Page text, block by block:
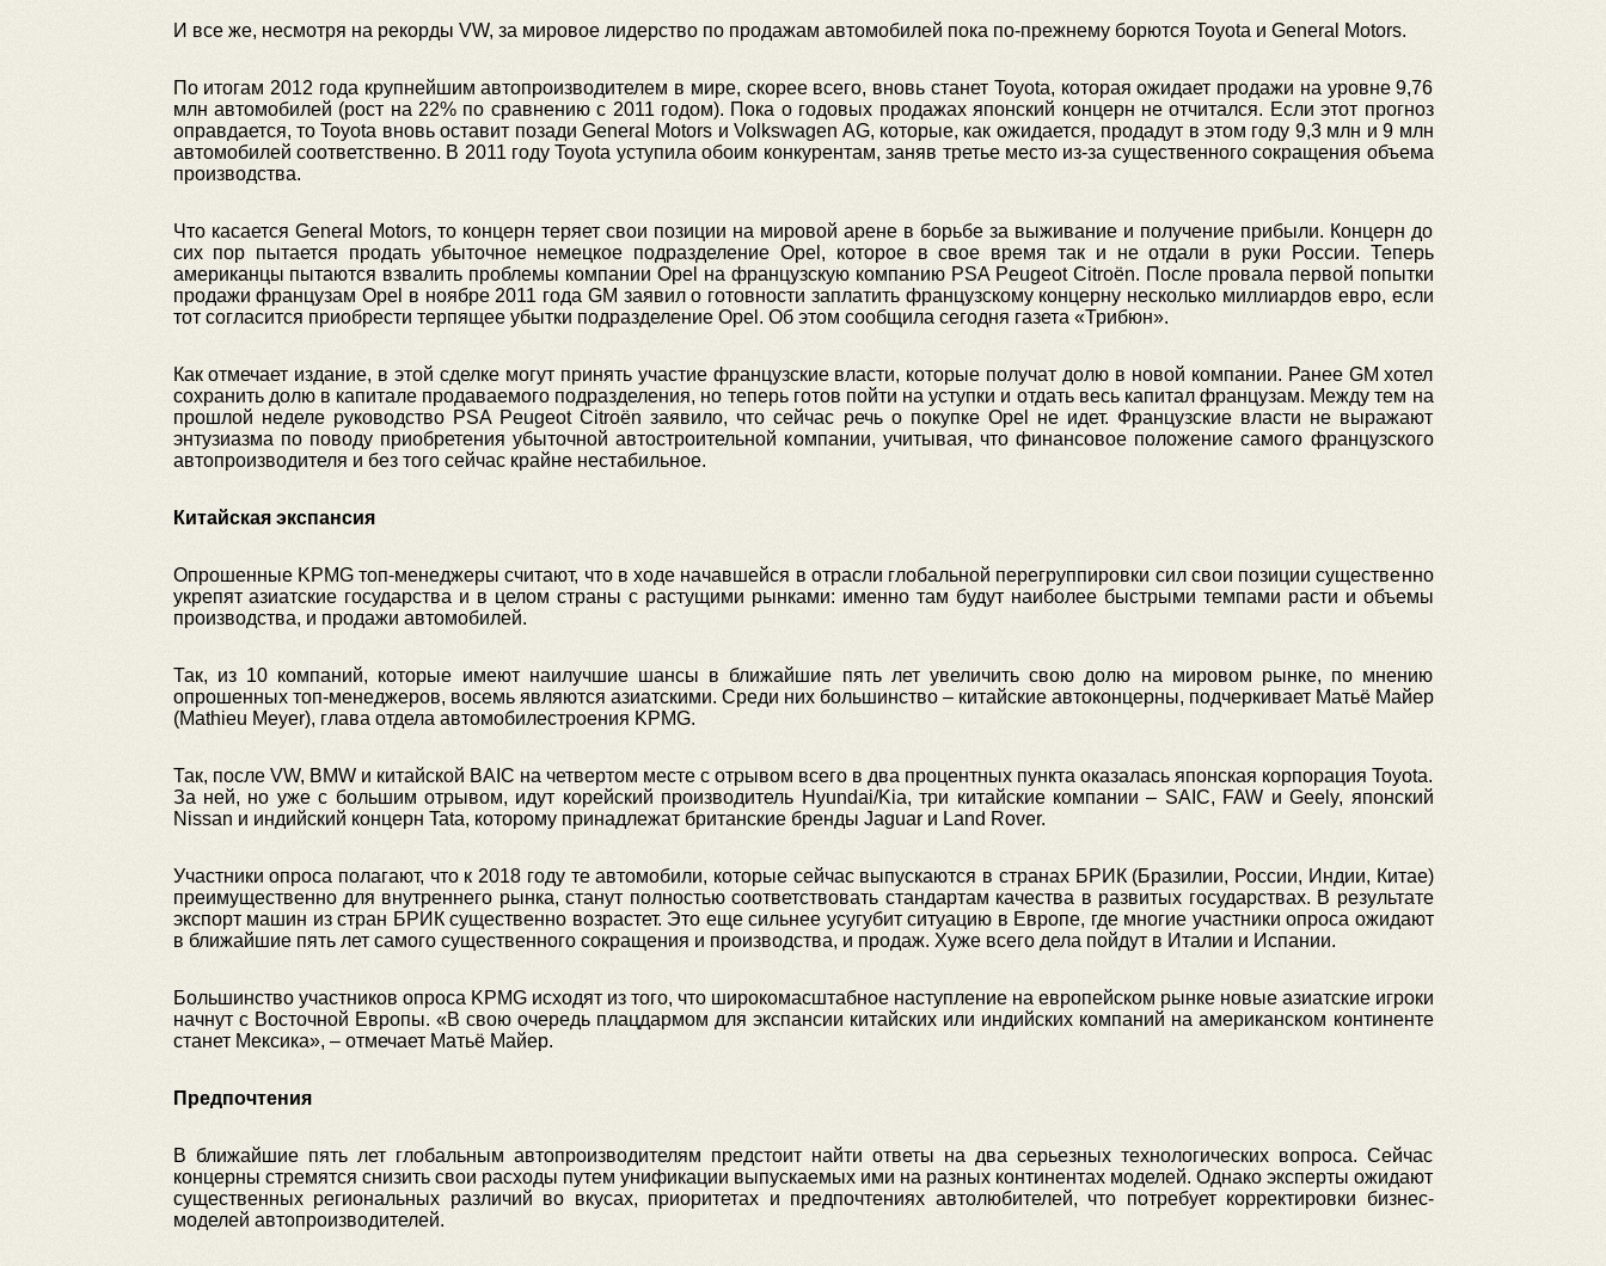
И все же, несмотря на рекорды VW, за мировое лидерство по продажам автомобилей пока по-прежнему борются Toyota и General Motors.
По итогам 2012 года крупнейшим автопроизводителем в мире, скорее всего, вновь станет Toyota, которая ожидает продажи на уровне 9,76
млн автомобилей (рост на 22% по сравнению с 2011 годом). Пока о годовых продажах японский концерн не отчитался. Если этот прогноз
оправдается, то Toyota вновь оставит позади General Motors и Volkswagen AG, которые, как ожидается, продадут в этом году 9,3 млн и 9 млн
автомобилей соответственно. В 2011 году Toyota уступила обоим конкурентам, заняв третье место из-за существенного сокращения объема
производства.
Что касается General Motors, то концерн теряет свои позиции на мировой арене в борьбе за выживание и получение прибыли. Концерн до
сих пор пытается продать убыточное немецкое подразделение Opel, которое в свое время так и не отдали в руки России. Теперь
американцы пытаются взвалить проблемы компании Opel на французскую компанию PSA Peugeot Citroën. После провала первой попытки
продажи французам Opel в ноябре 2011 года GM заявил о готовности заплатить французскому концерну несколько миллиардов евро, если
тот согласится приобрести терпящее убытки подразделение Opel. Об этом сообщила сегодня газета «Трибюн».
Как отмечает издание, в этой сделке могут принять участие французские власти, которые получат долю в новой компании. Ранее GM хотел
сохранить долю в капитале продаваемого подразделения, но теперь готов пойти на уступки и отдать весь капитал французам. Между тем на
прошлой неделе руководство PSA Peugeot Citroën заявило, что сейчас речь о покупке Opel не идет. Французские власти не выражают
энтузиазма по поводу приобретения убыточной автостроительной компании, учитывая, что финансовое положение самого французского
автопроизводителя и без того сейчас крайне нестабильное.
Китайская экспансия
Опрошенные KPMG топ-менеджеры считают, что в ходе начавшейся в отрасли глобальной перегруппировки сил свои позиции существенно
укрепят азиатские государства и в целом страны с растущими рынками: именно там будут наиболее быстрыми темпами расти и объемы
производства, и продажи автомобилей.
Так, из 10 компаний, которые имеют наилучшие шансы в ближайшие пять лет увеличить свою долю на мировом рынке, по мнению
опрошенных топ-менеджеров, восемь являются азиатскими. Среди них большинство – китайские автоконцерны, подчеркивает Матьё Майер
(Mathieu Meyer), глава отдела автомобилестроения KPMG.
Так, после VW, BMW и китайской BAIC на четвертом месте с отрывом всего в два процентных пункта оказалась японская корпорация Toyota.
За ней, но уже с большим отрывом, идут корейский производитель Hyundai/Kia, три китайские компании – SAIC, FAW и Geely, японский
Nissan и индийский концерн Tata, которому принадлежат британские бренды Jaguar и Land Rover.
Участники опроса полагают, что к 2018 году те автомобили, которые сейчас выпускаются в странах БРИК (Бразилии, России, Индии, Китае)
преимущественно для внутреннего рынка, станут полностью соответствовать стандартам качества в развитых государствах. В результате
экспорт машин из стран БРИК существенно возрастет. Это еще сильнее усугубит ситуацию в Европе, где многие участники опроса ожидают
в ближайшие пять лет самого существенного сокращения и производства, и продаж. Хуже всего дела пойдут в Италии и Испании.
Большинство участников опроса KPMG исходят из того, что широкомасштабное наступление на европейском рынке новые азиатские игроки
начнут с Восточной Европы. «В свою очередь плацдармом для экспансии китайских или индийских компаний на американском континенте
станет Мексика», – отмечает Матьё Майер.
Предпочтения
В ближайшие пять лет глобальным автопроизводителям предстоит найти ответы на два серьезных технологических вопроса. Сейчас
концерны стремятся снизить свои расходы путем унификации выпускаемых ими на разных континентах моделей. Однако эксперты ожидают
существенных региональных различий во вкусах, приоритетах и предпочтениях автолюбителей, что потребует корректировки бизнес-
моделей автопроизводителей.